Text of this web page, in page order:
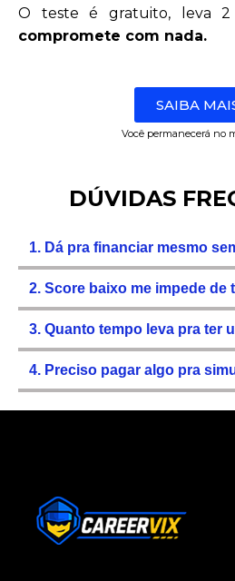
O teste é gratuito, leva
compromete com nada.
SAIBA
Você permanecerá no
DÚVIDAS
1. Dá pra financiar mesmo
2. Score baixo me impede de
3. Quanto tempo leva pra ter
4. Preciso pagar algo pra